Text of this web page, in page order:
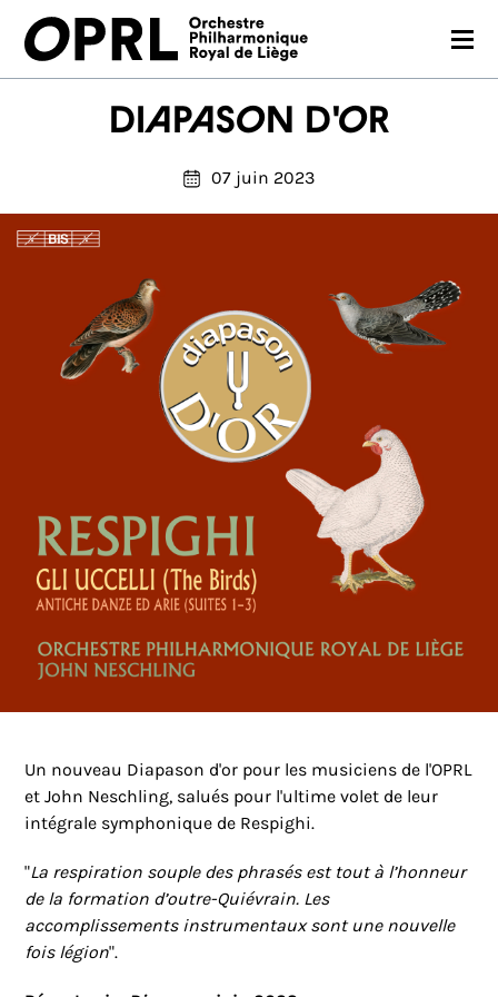
CONCERTS
OPRL
EN PRATIQUE
MÉDIAS
NOUS SOUTENIR
FR
Diapason d'or
07 juin 2023
Un nouveau Diapason d'or pour les musiciens de l'OPRL
et John Neschling, salués pour l'ultime volet de leur
intégrale symphonique de Respighi.
"La respiration souple des phrasés est tout à l’honneur
de la formation d’outre-Quiévrain. Les
accomplissements instrumentaux sont une nouvelle
fois légion".